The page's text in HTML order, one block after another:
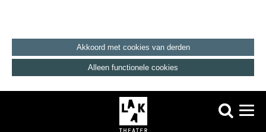
Akkoord met cookies van derden
Alleen functionele cookies